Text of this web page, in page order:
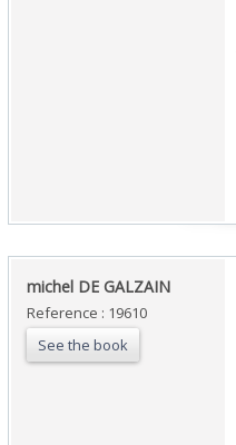
‎michel DE GALZAIN‎
Reference : 19610
See the book